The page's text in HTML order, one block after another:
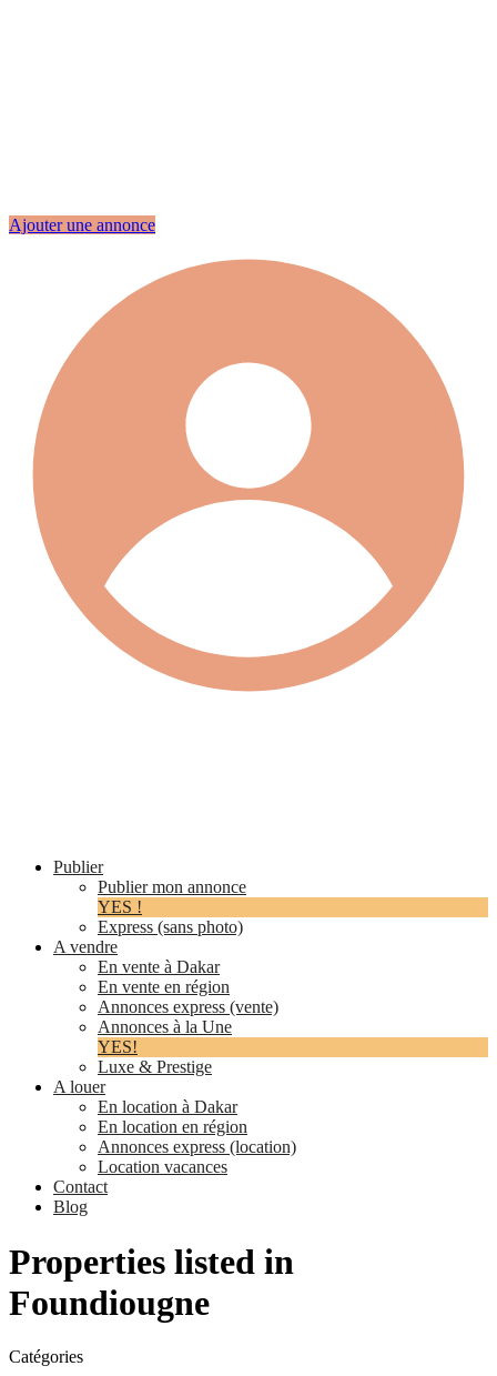
Ajouter une annonce
Publier
Publier mon annonce
YES !
Express (sans photo)
A vendre
En vente à Dakar
En vente en région
Annonces express (vente)
Annonces à la Une
YES!
Luxe & Prestige
A louer
En location à Dakar
En location en région
Annonces express (location)
Location vacances
Contact
Blog
Properties listed in
Foundiougne
Catégories